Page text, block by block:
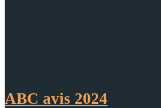
ABC avis 2024